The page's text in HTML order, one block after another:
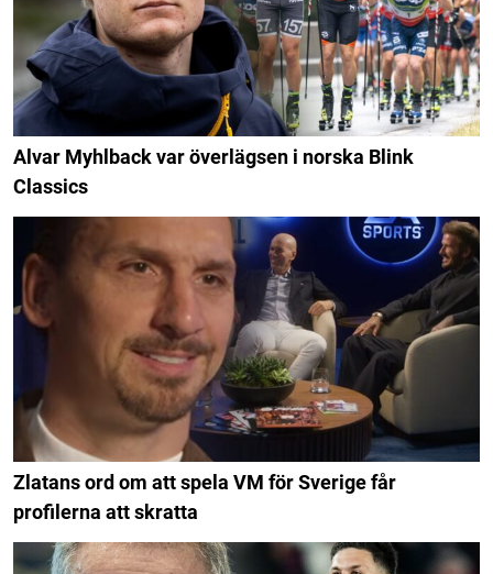
Alvar Myhlback var överlägsen i norska Blink
Classics
Zlatans ord om att spela VM för Sverige får
profilerna att skratta